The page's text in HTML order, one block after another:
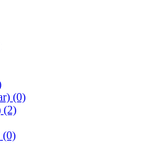
(0)
(2)
(0)